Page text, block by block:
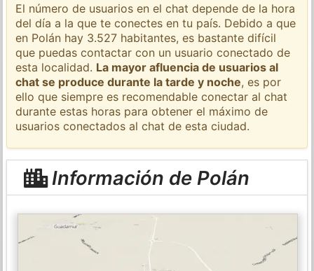
El número de usuarios en el chat depende de la hora
del día a la que te conectes en tu país. Debido a que
en Polán hay 3.527 habitantes, es bastante difícil
que puedas contactar con un usuario conectado de
esta localidad. La mayor afluencia de usuarios al
chat se produce durante la tarde y noche, es por
ello que siempre es recomendable conectar al chat
durante estas horas para obtener el máximo de
usuarios conectados al chat de esta ciudad.
Información de Polán